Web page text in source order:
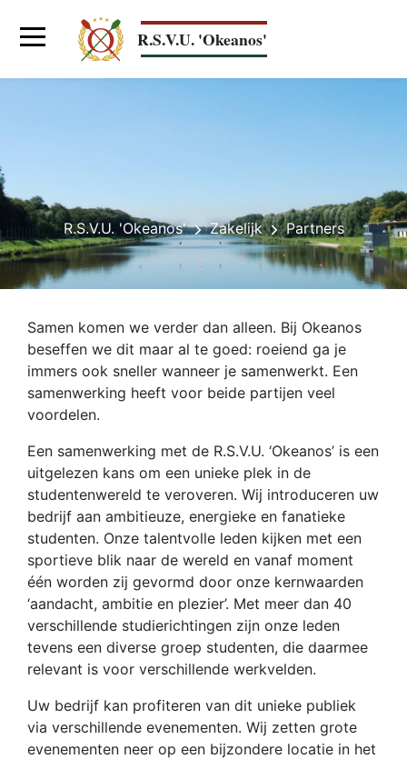
content
R.S.V.U. 'Okeanos'
Main
Breadcrumb
R.S.V.U. 'Okeanos' Zakelijk Partners
Samen komen we verder dan alleen. Bij Okeanos
beseffen we dit maar al te goed: roeiend ga je
immers ook sneller wanneer je samenwerkt. Een
samenwerking heeft voor beide partijen veel
voordelen.
Een samenwerking met de R.S.V.U. ‘Okeanos’ is een
uitgelezen kans om een unieke plek in de
studentenwereld te veroveren. Wij introduceren uw
bedrijf aan ambitieuze, energieke en fanatieke
studenten. Onze talentvolle leden kijken met een
sportieve blik naar de wereld en vanaf moment
één worden zij gevormd door onze kernwaarden
‘aandacht, ambitie en plezier’. Met meer dan 40
verschillende studierichtingen zijn onze leden
tevens een diverse groep studenten, die daarmee
relevant is voor verschillende werkvelden.
Uw bedrijf kan profiteren van dit unieke publiek
via verschillende evenementen. Wij zetten grote
evenementen neer op een bijzondere locatie in het